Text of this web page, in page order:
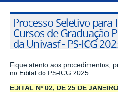
Processo Seletivo para
Cursos de Graduação
da Univasf - PS-ICG
Fique atento aos procedimentos,
no Edital do PS-ICG 2025.
EDITAL Nº 02, DE 25 DE